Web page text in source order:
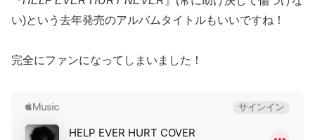
い)という去年発売のアルバムタイトルもいいですね！
完全にファンになってしまいました！